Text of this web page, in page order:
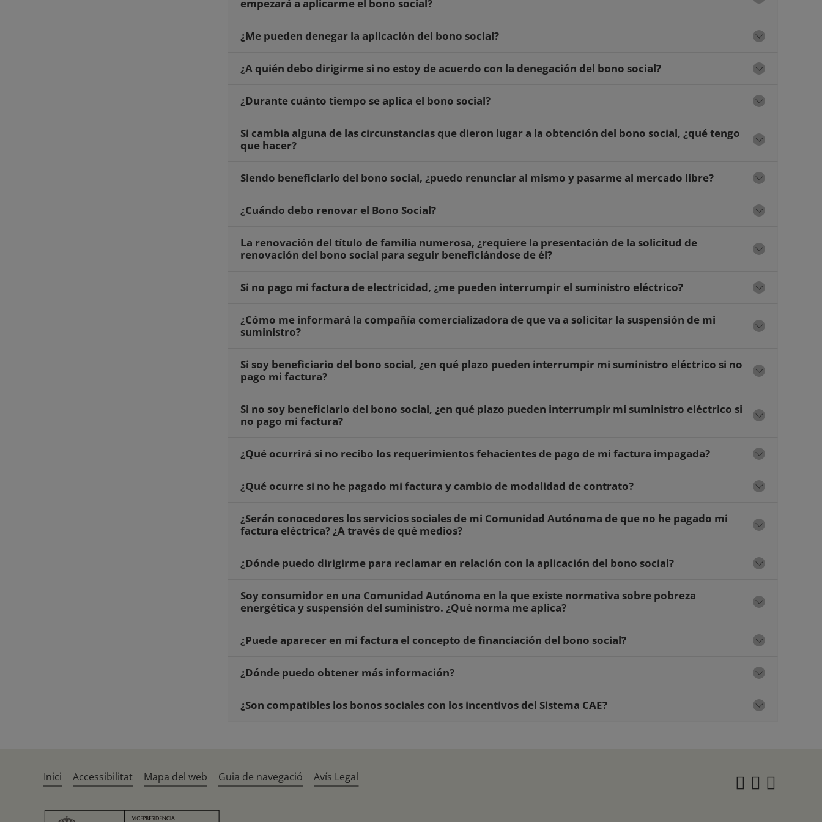
empezará a aplicarme el bono social?
¿Me pueden denegar la aplicación del bono social?
¿A quién debo dirigirme si no estoy de acuerdo con la denegación del bono social?
¿Durante cuánto tiempo se aplica el bono social?
Si cambia alguna de las circunstancias que dieron lugar a la obtención del bono social, ¿qué tengo
que hacer?
Siendo beneficiario del bono social, ¿puedo renunciar al mismo y pasarme al mercado libre?
¿Cuándo debo renovar el Bono Social?
La renovación del título de familia numerosa, ¿requiere la presentación de la solicitud de
renovación del bono social para seguir beneficiándose de él?
Si no pago mi factura de electricidad, ¿me pueden interrumpir el suministro eléctrico?
¿Cómo me informará la compañía comercializadora de que va a solicitar la suspensión de mi
suministro?
Si soy beneficiario del bono social, ¿en qué plazo pueden interrumpir mi suministro eléctrico si no
pago mi factura?
Si no soy beneficiario del bono social, ¿en qué plazo pueden interrumpir mi suministro eléctrico si
no pago mi factura?
¿Qué ocurrirá si no recibo los requerimientos fehacientes de pago de mi factura impagada?
¿Qué ocurre si no he pagado mi factura y cambio de modalidad de contrato?
¿Serán conocedores los servicios sociales de mi Comunidad Autónoma de que no he pagado mi
factura eléctrica? ¿A través de qué medios?
¿Dónde puedo dirigirme para reclamar en relación con la aplicación del bono social?
Soy consumidor en una Comunidad Autónoma en la que existe normativa sobre pobreza
energética y suspensión del suministro. ¿Qué norma me aplica?
¿Puede aparecer en mi factura el concepto de financiación del bono social?
¿Dónde puedo obtener más información?
¿Son compatibles los bonos sociales con los incentivos del Sistema CAE?
Inici Accessibilitat Mapa del web Guia de navegació Avís Legal Twitter